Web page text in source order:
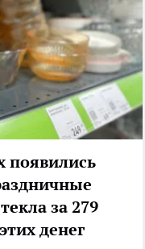
появились
за 279
денег